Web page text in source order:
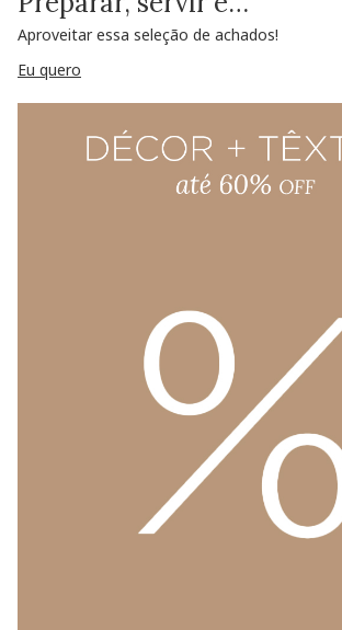
Aproveitar essa seleção de achados!
Eu quero